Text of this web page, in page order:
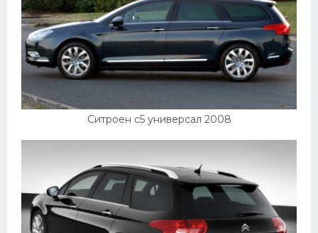
Ситроен с5 универсал 2008